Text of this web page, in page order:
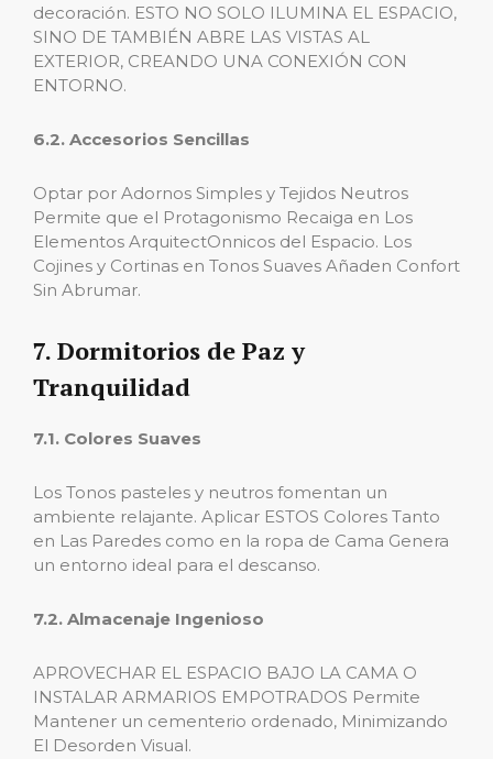
decoración. ESTO NO SOLO ILUMINA EL ESPACIO,
SINO DE TAMBIÉN ABRE LAS VISTAS AL
EXTERIOR, CREANDO UNA CONEXIÓN CON
ENTORNO.
6.2. Accesorios Sencillas
Optar por Adornos Simples y Tejidos Neutros
Permite que el Protagonismo Recaiga en Los
Elementos ArquitectOnnicos del Espacio. Los
Cojines y Cortinas en Tonos Suaves Añaden Confort
Sin Abrumar.
7. Dormitorios de Paz y
Tranquilidad
7.1. Colores Suaves
Los Tonos pasteles y neutros fomentan un
ambiente relajante. Aplicar ESTOS Colores Tanto
en Las Paredes como en la ropa de Cama Genera
un entorno ideal para el descanso.
7.2. Almacenaje Ingenioso
APROVECHAR EL ESPACIO BAJO LA CAMA O
INSTALAR ARMARIOS EMPOTRADOS Permite
Mantener un cementerio ordenado, Minimizando
El Desorden Visual.